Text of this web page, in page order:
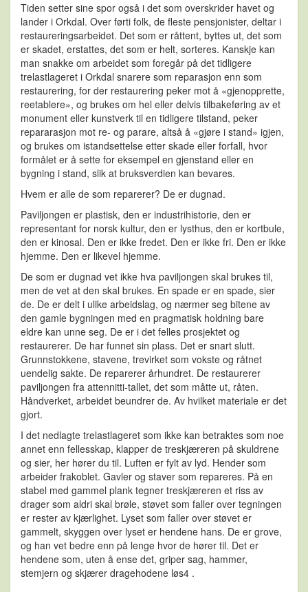
Tiden setter sine spor også i det som overskrider havet og
lander i Orkdal. Over førti folk, de fleste pensjonister, deltar i
restaureringsarbeidet. Det som er råttent, byttes ut, det som
er skadet, erstattes, det som er helt, sorteres. Kanskje kan
man snakke om arbeidet som foregår på det tidligere
trelastlageret i Orkdal snarere som reparasjon enn som
restaurering, for der restaurering peker mot å «gjenopprette,
reetablere», og brukes om hel eller delvis tilbakeføring av et
monument eller kunstverk til en tidligere tilstand, peker
repararasjon mot re- og parare, altså å «gjøre i stand» igjen,
og brukes om istandsettelse etter skade eller forfall, hvor
formålet er å sette for eksempel en gjenstand eller en
bygning i stand, slik at bruksverdien kan bevares.
Hvem er alle de som reparerer? De er dugnad.
Paviljongen er plastisk, den er industrihistorie, den er
representant for norsk kultur, den er lysthus, den er kortbule,
den er kinosal. Den er ikke fredet. Den er ikke fri. Den er ikke
hjemme. Den er likevel hjemme.
De som er dugnad vet ikke hva paviljongen skal brukes til,
men de vet at den skal brukes. En spade er en spade, sier
de. De er delt i ulike arbeidslag, og nærmer seg bitene av
den gamle bygningen med en pragmatisk holdning bare
eldre kan unne seg. De er i det felles prosjektet og
restaurerer. De har funnet sin plass. Det er snart slutt.
Grunnstokkene, stavene, trevirket som vokste og råtnet
uendelig sakte. De reparerer århundret. De restaurerer
paviljongen fra attennitti-tallet, det som måtte ut, råten.
Håndverket, arbeidet beundrer de. Av hvilket materiale er det
gjort.
I det nedlagte trelastlageret som ikke kan betraktes som noe
annet enn fellesskap, klapper de treskjæreren på skuldrene
og sier, her hører du til. Luften er fylt av lyd. Hender som
arbeider frakoblet. Gavler og staver som repareres. På en
stabel med gammel plank tegner treskjæreren et riss av
drager som aldri skal brøle, støvet som faller over tegningen
er rester av kjærlighet. Lyset som faller over støvet er
gammelt, skyggen over lyset er hendene hans. De er grove,
og han vet bedre enn på lenge hvor de hører til. Det er
hendene som, uten å ense det, griper sag, hammer,
stemjern og skjærer dragehodene løs4 .